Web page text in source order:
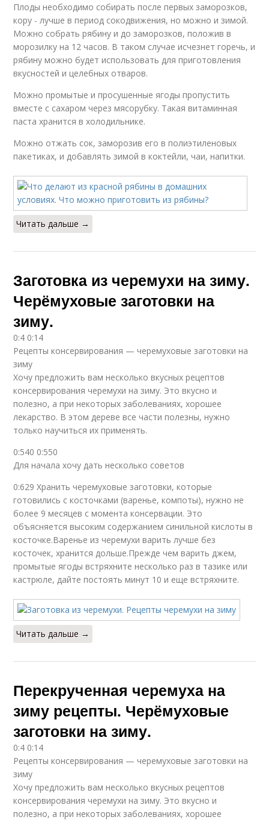
Плоды необходимо собирать после первых заморозков,
кору - лучше в период сокодвижения, но можно и зимой.
Можно собрать рябину и до заморозков, положив в
морозилку на 12 часов. В таком случае исчезнет горечь, и
рябину можно будет использовать для приготовления
вкусностей и целебных отваров.
Можно промытые и просушенные ягоды пропустить
вместе с сахаром через мясорубку. Такая витаминная
паста хранится в холодильнике.
Можно отжать сок, заморозив его в полиэтиленовых
пакетиках, и добавлять зимой в коктейли, чаи, напитки.
Читать дальше →
Заготовка из черемухи на зиму.
Черёмуховые заготовки на
зиму.
0:4 0:14
Рецепты консервирования — черемуховые заготовки на
зиму
Хочу предложить вам несколько вкусных рецептов
консервирования черемухи на зиму. Это вкусно и
полезно, а при некоторых заболеваниях, хорошее
лекарство. В этом дереве все части полезны, нужно
только научиться их применять.
0:540 0:550
Для начала хочу дать несколько советов
0:629 Хранить черемуховые заготовки, которые
готовились с косточками (варенье, компоты), нужно не
более 9 месяцев с момента консервации. Это
объясняется высоким содержанием синильной кислоты в
косточке.Варенье из черемухи варить лучше без
косточек, хранится дольше.Прежде чем варить джем,
промытые ягоды встряхните несколько раз в тазике или
кастрюле, дайте постоять минут 10 и еще встряхните.
Читать дальше →
Перекрученная черемуха на
зиму рецепты. Черёмуховые
заготовки на зиму.
0:4 0:14
Рецепты консервирования — черемуховые заготовки на
зиму
Хочу предложить вам несколько вкусных рецептов
консервирования черемухи на зиму. Это вкусно и
полезно, а при некоторых заболеваниях, хорошее